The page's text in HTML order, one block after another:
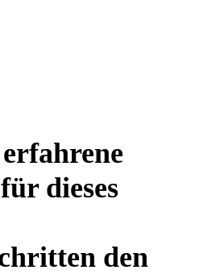
dieses
den